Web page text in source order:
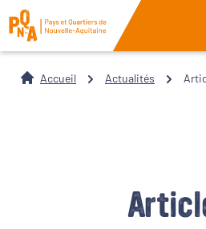
Accueil Actualités